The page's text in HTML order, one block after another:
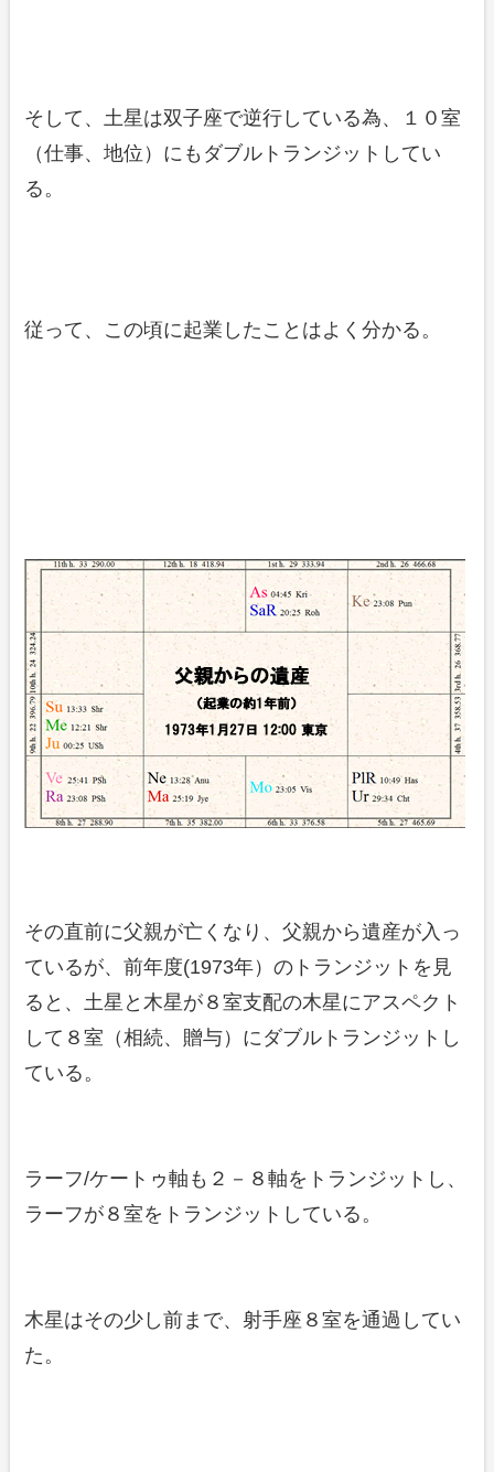
そして、土星は双子座で逆行している為、１０室
（仕事、地位）にもダブルトランジットしてい
る。
従って、この頃に起業したことはよく分かる。
その直前に父親が亡くなり、父親から遺産が入っ
ているが、前年度(1973年）のトランジットを見
ると、土星と木星が８室支配の木星にアスペクト
して８室（相続、贈与）にダブルトランジットし
ている。
ラーフ/ケートゥ軸も２－８軸をトランジットし、
ラーフが８室をトランジットしている。
木星はその少し前まで、射手座８室を通過してい
た。